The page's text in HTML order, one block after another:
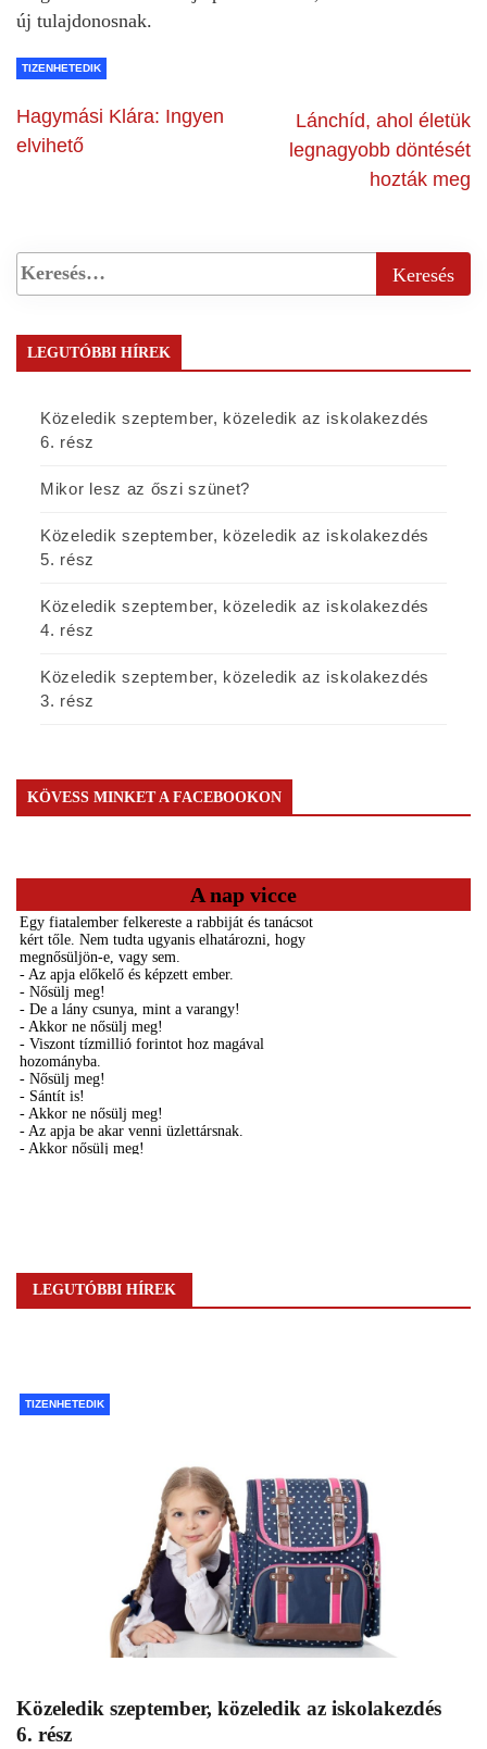
új tulajdonosnak.
TIZENHETEDIK
Hagymási Klára: Ingyen
elvihető
Lánchíd, ahol életük
legnagyobb döntését
hozták meg
LEGUTÓBBI HÍREK
Közeledik szeptember, közeledik az iskolakezdés
6. rész
Mikor lesz az őszi szünet?
Közeledik szeptember, közeledik az iskolakezdés
5. rész
Közeledik szeptember, közeledik az iskolakezdés
4. rész
Közeledik szeptember, közeledik az iskolakezdés
3. rész
KÖVESS MINKET A FACEBOOKON
A nap vicce
LEGUTÓBBI HÍREK
TIZENHETEDIK
Közeledik szeptember, közeledik az iskolakezdés
6. rész